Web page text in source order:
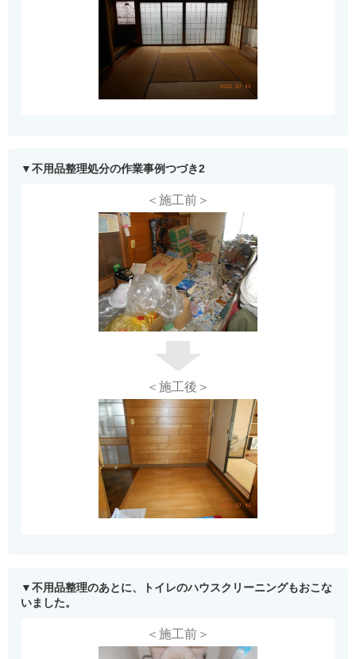
不用品整理処分の作業事例つづき2
＜施工前＞
＜施工後＞
不用品整理のあとに、トイレのハウスクリーニングもおこな
いました。
＜施工前＞